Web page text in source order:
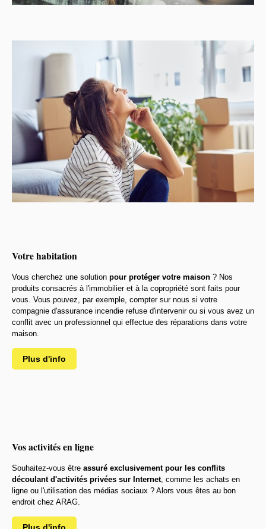
Votre habitation
Vous cherchez une solution pour protéger votre maison ? Nos
produits consacrés à l'immobilier et à la copropriété sont faits pour
vous. Vous pouvez, par exemple, compter sur nous si votre
compagnie d'assurance incendie refuse d'intervenir ou si vous avez un
conflit avec un professionnel qui effectue des réparations dans votre
maison.
Plus d'info
Vos activités en ligne
Souhaitez-vous être assuré exclusivement pour les conflits
découlant d'activités privées sur Internet, comme les achats en
ligne ou l'utilisation des médias sociaux ? Alors vous êtes au bon
endroit chez ARAG.